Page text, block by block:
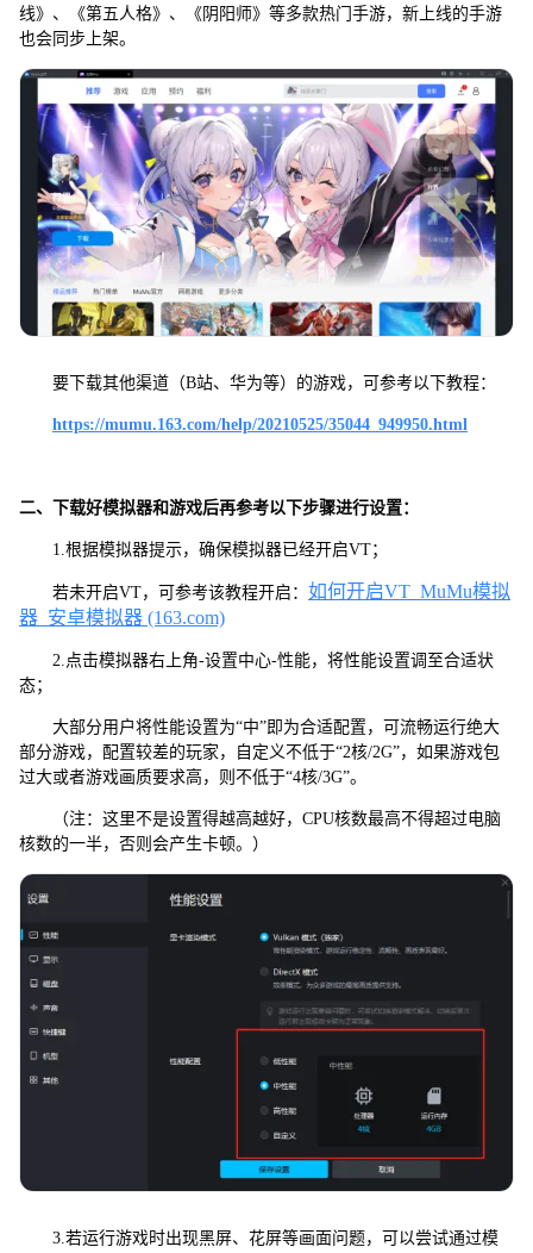
线》、《第五人格》、《阴阳师》等多款热门手游，新上线的手游
也会同步上架。
要下载其他渠道（B站、华为等）的游戏，可参考以下教程：
https://mumu.163.com/help/20210525/35044_949950.html
二、下载好模拟器和游戏后再参考以下步骤进行设置：
1.根据模拟器提示，确保模拟器已经开启VT；
若未开启VT，可参考该教程开启： 如何开启VT_MuMu模拟
器_安卓模拟器 (163.com)
2.点击模拟器右上角-设置中心-性能，将性能设置调至合适状
态；
大部分用户将性能设置为“中”即为合适配置，可流畅运行绝大
部分游戏，配置较差的玩家，自定义不低于“2核/2G”，如果游戏包
过大或者游戏画质要求高，则不低于“4核/3G”。
（注：这里不是设置得越高越好，CPU核数最高不得超过电脑
核数的一半，否则会产生卡顿。）
3.若运行游戏时出现黑屏、花屏等画面问题，可以尝试通过模